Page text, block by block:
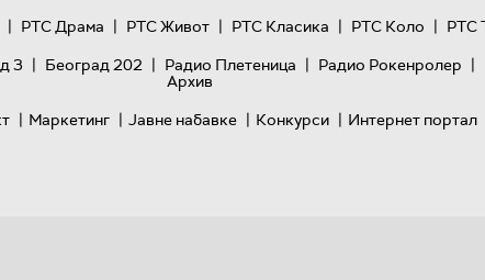
| РТС Драма | РТС Живот | РТС Класика | РТС Коло | РТС
3 | Београд 202 | Радио Плетеница | Радио Рокенролер |
Архив
| Маркетинг | Јавне набавке | Конкурси | Интернет портал